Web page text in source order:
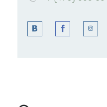
Маршрутка №